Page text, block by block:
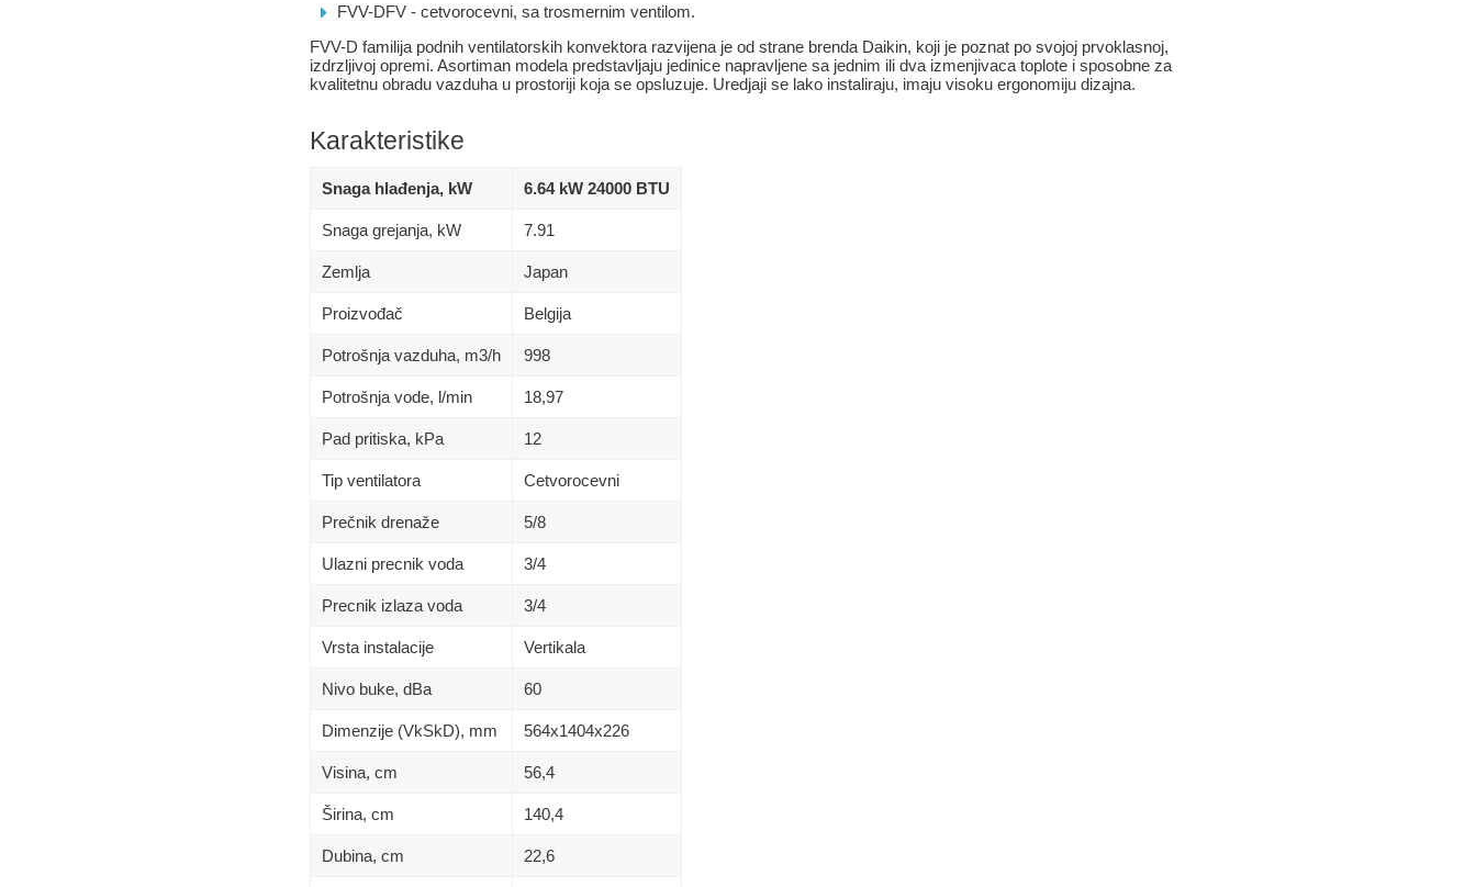
FVV-DFV - cetvorocevni, sa trosmernim ventilom.
FVV-D familija podnih ventilatorskih konvektora razvijena je od strane brenda Daikin, koji je poznat po svojoj prvoklasnoj,
izdrzljivoj opremi. Asortiman modela predstavljaju jedinice napravljene sa jednim ili dva izmenjivaca toplote i sposobne za
kvalitetnu obradu vazduha u prostoriji koja se opsluzuje. Uredjaji se lako instaliraju, imaju visoku ergonomiju dizajna.
Karakteristike
Snaga hlađenja, kW 6.64 kW 24000 BTU
Snaga grejanja, kW 7.91
Zemlja Japan
Proizvođač Belgija
Potrošnja vazduha, m3/h 998
Potrošnja vode, l/min 18,97
Pad pritiska, kPa 12
Tip ventilatora Cetvorocevni
Prečnik drenaže 5/8
Ulazni precnik voda 3/4
Precnik izlaza voda 3/4
Vrsta instalacije Vertikala
Nivo buke, dBa 60
Dimenzije (VkSkD), mm 564х1404х226
Visina, сm 56,4
Širina, сm 140,4
Dubina, сm 22,6